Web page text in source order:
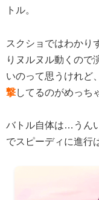
トル。
スクショではわかり
りヌルヌル動くので
いのって思うけれど
撃してるのがめっち
バトル自体は…うん
でスピーディに進行